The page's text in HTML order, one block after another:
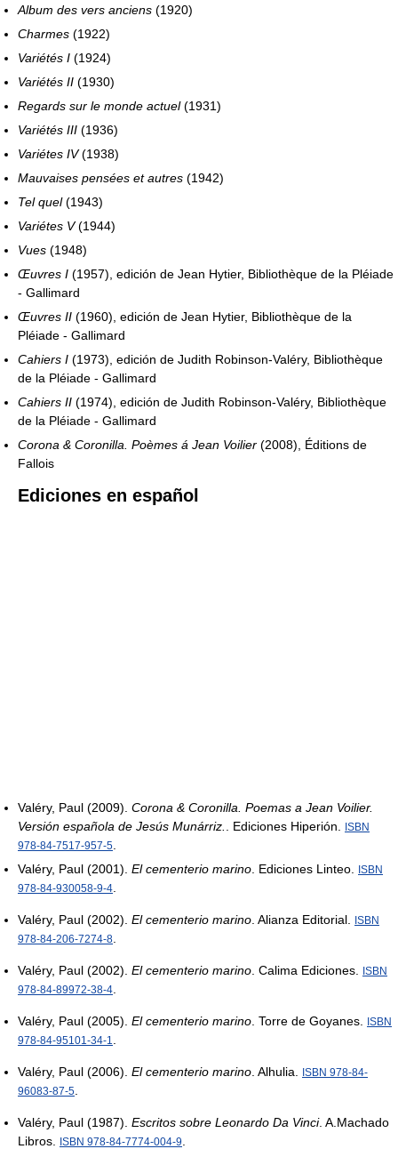
Album des vers anciens (1920)
Charmes (1922)
Variétés I (1924)
Variétés II (1930)
Regards sur le monde actuel(1931)
Variétés III (1936)
Variétes IV(1938)
Mauvaises pensées et autres (1942)
Tel quel(1943)
Variétes V(1944)
Vues (1948)
Œuvres I (1957), edición de Jean Hytier, Bibliothèque de la Pléiade
- Gallimard
Œuvres II (1960), edición de Jean Hytier, Bibliothèque de la
Pléiade - Gallimard
Cahiers I (1973), edición de Judith Robinson-Valéry, Bibliothèque
de la Pléiade - Gallimard
Cahiers II (1974), edición de Judith Robinson-Valéry, Bibliothèque
de la Pléiade - Gallimard
Corona & Coronilla. Poèmes á Jean Voilier (2008), Éditions de
Fallois
Ediciones en español
Valéry, Paul (2009). Corona & Coronilla. Poemas a Jean Voilier.
Versión española de Jesús Munárriz.
. Ediciones Hiperión.
ISBN
978-84-7517-957-5
Valéry, Paul (2001). El cementerio marino . Ediciones Linteo.
ISBN
978-84-930058-9-4
Valéry, Paul (2002). El cementerio marino . Alianza Editorial.
ISBN
978-84-206-7274-8
Valéry, Paul (2002). El cementerio marino . Calima Ediciones.
ISBN
978-84-89972-38-4
Valéry, Paul (2005). El cementerio marino . Torre de Goyanes.
ISBN
978-84-95101-34-1
Valéry, Paul (2006). El cementerio marino . Alhulia.
ISBN 978-84-
96083-87-5
Valéry, Paul (1987). Escritos sobre Leonardo Da Vinci. A.Machado
Libros.
ISBN 978-84-7774-004-9